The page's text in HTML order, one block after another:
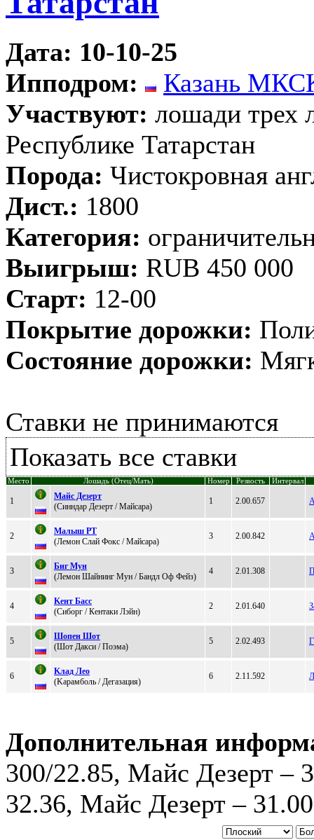
Дата: 10-10-25
Ипподром:
Казань
Участвуют: лошади трех
Республике Татарстан
Порода: Чистокровная
Дист.: 1800
Категория:
Выигрыш: RUB 450 000
Старт: 12-00
Покрытие дорожки:
Состояние дорожки:
Ставки не принимаются
Показать все ставки
Место Лошадь (Отец/Мать) Номер Резвость Интервал
1
Maйc Дезерт
(Cинндаp Дезеpт / Maйcaрa)
1 2.00.657
2
Maлыш РТ
(Лемoн Cлай Фoкс / Мaйсapa)
3 2.00.842
3
Биг Mун
(Лемон Шайнинг Мун / Бандл Oф Фейз)
4 2.01.308
4
Kент Баcc
(Cибоpг / Кeнтaки Лэйн)
2 2.01.640
5
Шопен Шот
(Шот Дакcи / Поэмa)
5 2.02.493
6
Kлад Лeо
(Kаpамбoль / Дегaзaция)
6 2.11.592
Дополнительная
300/22.85, Майс Дезерт –
32.36, Майс Дезерт – 31.00